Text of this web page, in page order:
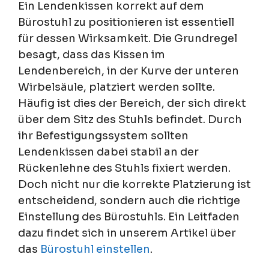
Ein Lendenkissen korrekt auf dem
Bürostuhl zu positionieren ist essentiell
für dessen Wirksamkeit. Die Grundregel
besagt, dass das Kissen im
Lendenbereich, in der Kurve der unteren
Wirbelsäule, platziert werden sollte.
Häufig ist dies der Bereich, der sich direkt
über dem Sitz des Stuhls befindet. Durch
ihr Befestigungssystem sollten
Lendenkissen dabei stabil an der
Rückenlehne des Stuhls fixiert werden.
Doch nicht nur die korrekte Platzierung ist
entscheidend, sondern auch die richtige
Einstellung des Bürostuhls. Ein Leitfaden
dazu findet sich in unserem Artikel über
das Bürostuhl einstellen.